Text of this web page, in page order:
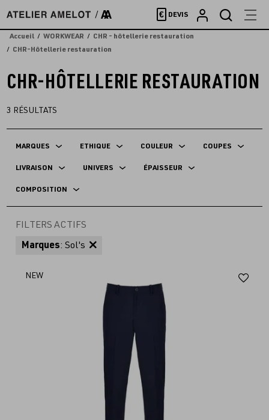
directement
au
contenu
€ DEVIS
Accueil WORKWEAR
CHR - hôtellerie restauration
CHR-Hôtellerie restauration
CHR-HÔTELLERIE RESTAURATION
3 RÉSULTATS
MARQUES ETHIQUE COULEUR COUPES
LIVRAISON UNIVERS ÉPAISSEUR
COMPOSITION
FILTERS ACTIFS
Marques: Sol's
NEW